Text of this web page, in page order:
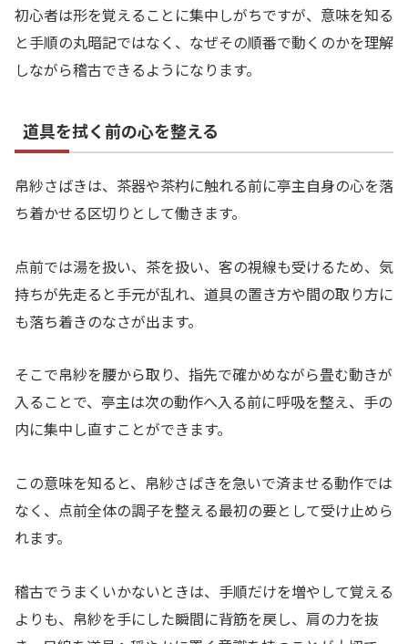
初心者は形を覚えることに集中しがちですが、意味を知る
と手順の丸暗記ではなく、なぜその順番で動くのかを理解
しながら稽古できるようになります。
道具を拭く前の心を整える
帛紗さばきは、茶器や茶杓に触れる前に亭主自身の心を落
ち着かせる区切りとして働きます。
点前では湯を扱い、茶を扱い、客の視線も受けるため、気
持ちが先走ると手元が乱れ、道具の置き方や間の取り方に
も落ち着きのなさが出ます。
そこで帛紗を腰から取り、指先で確かめながら畳む動きが
入ることで、亭主は次の動作へ入る前に呼吸を整え、手の
内に集中し直すことができます。
この意味を知ると、帛紗さばきを急いで済ませる動作では
なく、点前全体の調子を整える最初の要として受け止めら
れます。
稽古でうまくいかないときは、手順だけを増やして覚える
よりも、帛紗を手にした瞬間に背筋を戻し、肩の力を抜